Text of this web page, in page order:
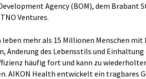
Agency (BOM), dem Brabant
Ventures.
leben mehr als 15 Millionen Menschen
Änderung des Lebensstils und
häufig fort und kann zu
AIKON Health entwickelt ein tragbares